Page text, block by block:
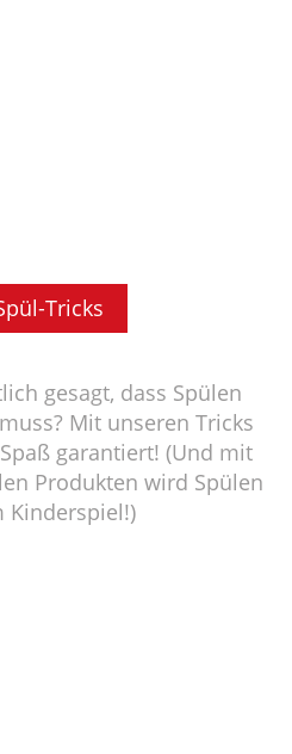
Tricks
gesagt, dass Spülen
Mit unseren Tricks
garantiert! (Und mit
Produkten wird Spülen
Kinderspiel!)